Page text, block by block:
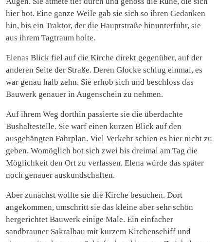
hier bot. Eine ganze Weile gab sie sich so ihren Gedanken
hin, bis ein Traktor, der die Hauptstraße hinunterfuhr, sie
aus ihrem Tagtraum holte.
Elenas Blick fiel auf die Kirche direkt gegenüber, auf der
anderen Seite der Straße. Deren Glocke schlug einmal, es
war genau halb zehn. Sie erhob sich und beschloss das
Bauwerk genauer in Augenschein zu nehmen.
Auf ihrem Weg dorthin passierte sie die überdachte
Bushaltestelle. Sie warf einen kurzen Blick auf den
ausgehängten Fahrplan. Viel Verkehr schien es hier nicht zu
geben. Womöglich bot sich zwei bis dreimal am Tag die
Möglichkeit den Ort zu verlassen. Elena würde das später
noch genauer auskundschaften.
Aber zunächst wollte sie die Kirche besuchen. Dort
angekommen, umschritt sie das kleine aber sehr schön
hergerichtet Bauwerk einige Male. Ein einfacher
sandbrauner Sakralbau mit kurzem Kirchenschiff und